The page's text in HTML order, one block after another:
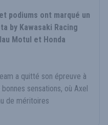
podiums ont marqué un
by Kawasaki Racing
Motul et Honda
a quitté son épreuve à
sensations, où Axel
de méritoires